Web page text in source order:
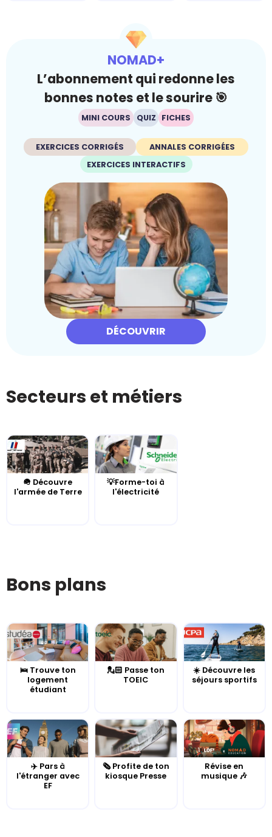
NOMAD+
L’abonnement qui redonne les
bonnes notes et le sourire 🎯
MINI COURS QUIZ FICHES
EXERCICES CORRIGÉS
ANNALES CORRIGÉES
EXERCICES INTERACTIFS
DÉCOUVRIR
Secteurs et métiers
🪖 Découvre
l'armée de Terre
💡Forme-toi à
l'électricité
Bons plans
🛌 Trouve ton
logement
étudiant
💂🏻 Passe ton
TOEIC
☀️ Découvre les
séjours sportifs
✈️ Pars à
l'étranger avec
EF
🗞️ Profite de ton
kiosque Presse
Révise en
musique 🎶